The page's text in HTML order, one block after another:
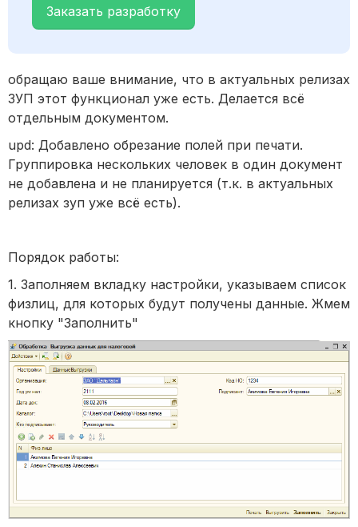
Заказать разработку
обращаю ваше внимание, что в актуальных релизах
ЗУП этот функционал уже есть. Делается всё
отдельным документом.
upd: Добавлено обрезание полей при печати.
Группировка нескольких человек в один документ
не добавлена и не планируется (т.к. в актуальных
релизах зуп уже всё есть).
Порядок работы:
1. Заполняем вкладку настройки, указываем список
физлиц, для которых будут получены данные. Жмем
кнопку "Заполнить"